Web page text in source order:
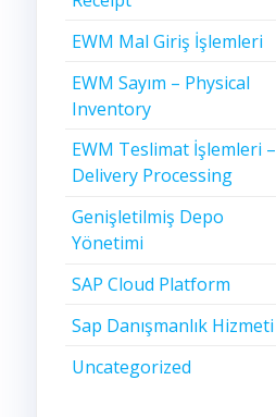
EWM Mal Giriş İşlemleri
EWM Sayım – Physical
Inventory
EWM Teslimat İşlemleri –
Delivery Processing
Genişletilmiş Depo
Yönetimi
SAP Cloud Platform
Sap Danışmanlık Hizmeti
Uncategorized